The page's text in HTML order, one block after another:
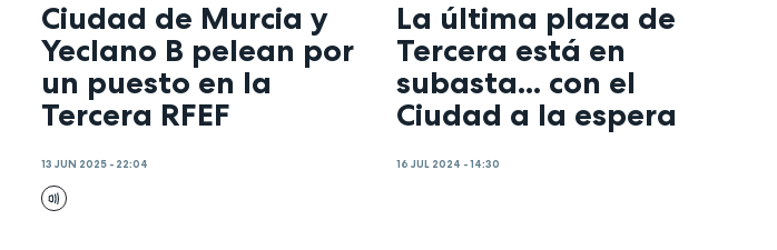
Ciudad de Murcia y
Yeclano B pelean por
un puesto en la
Tercera RFEF
13 JUN 2025 - 22:04
La última plaza de
Tercera está en
subasta... con el
Ciudad a la espera
16 JUL 2024 - 14:30